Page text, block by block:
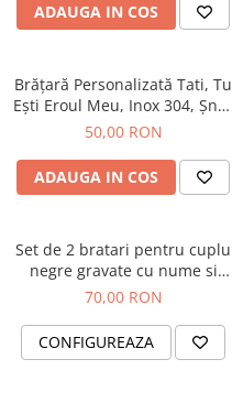
ADAUGA IN COS
Brățară Personalizată Tati, Tu
Ești Eroul Meu, Inox 304, Șnur
Macrame
50,00 RON
ADAUGA IN COS
Set de 2 bratari pentru cuplu
negre gravate cu nume si
inimioara
70,00 RON
CONFIGUREAZA